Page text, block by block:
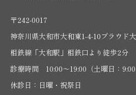
〒242-0017
神奈川県大和市大和東1-4-10プラウド
相鉄線「大和駅」相鉄口より徒歩2分
診療時間 10:00〜19:00（土曜日：9:00
休診日：日曜・祝祭日